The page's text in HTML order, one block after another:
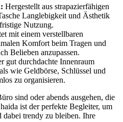
Hergestellt aus strapazierfähigen
Langlebigkeit und Ästhetik
Nutzung.
mit einem verstellbaren
Komfort beim Tragen und
Belieben anzupassen.
gut durchdachte Innenraum
wie Geldbörse, Schlüssel und
zu organisieren.
sind oder abends ausgehen, die
ist der perfekte Begleiter, um
dabei trendy zu bleiben. Ihre